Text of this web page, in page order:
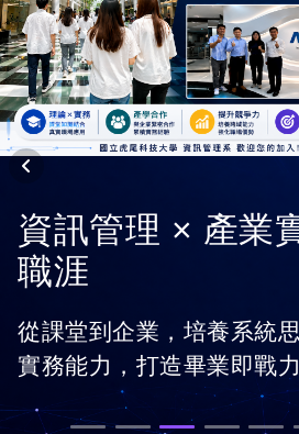
資訊管理 × 產業
職涯
從課堂到企業，培養系統
實務能力，打造畢業即戰